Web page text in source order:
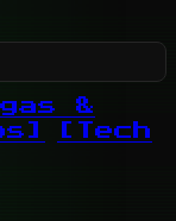
&
[Tech